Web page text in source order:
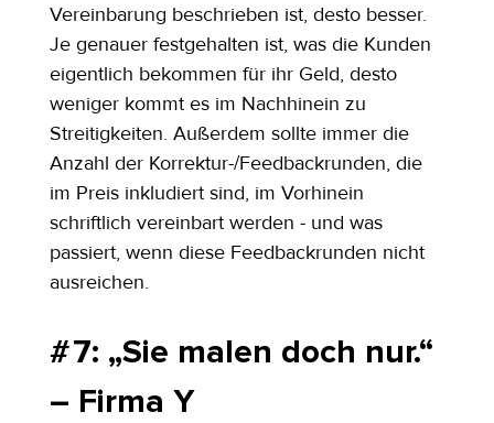
Vereinbarung beschrieben ist, desto besser.
Je genauer festgehalten ist, was die Kunden
eigentlich bekommen für ihr Geld, desto
weniger kommt es im Nachhinein zu
Streitigkeiten. Außerdem sollte immer die
Anzahl der Korrektur-/Feedbackrunden, die
im Preis inkludiert sind, im Vorhinein
schriftlich vereinbart werden - und was
passiert, wenn diese Feedbackrunden nicht
ausreichen.
# 7: „Sie malen doch nur.“
– Firma Y